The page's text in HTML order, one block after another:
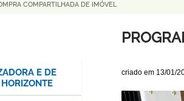
COMPARTILHADA DE IMÓVEL
criado em 13/01/
E DE